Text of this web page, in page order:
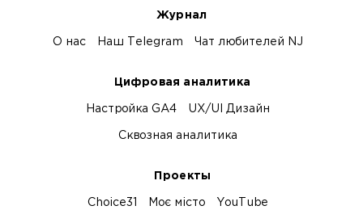
Журнал
О нас Наш Telegram Чат любителей NJ
Цифровая аналитика
Настройка GA4 UX/UI Дизайн
Сквозная аналитика
Проекты
Choice31 Моє місто YouTube